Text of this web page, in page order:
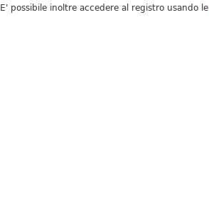
E' possibile inoltre accedere al registro usando le